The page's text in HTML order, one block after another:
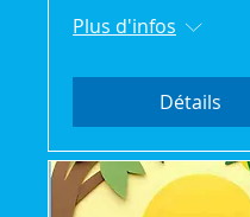
Plus d'infos
Détails